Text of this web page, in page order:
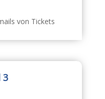
von Tickets
3